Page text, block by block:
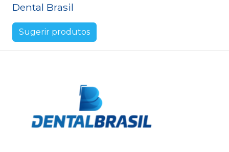
Dental Brasil
Sugerir produtos